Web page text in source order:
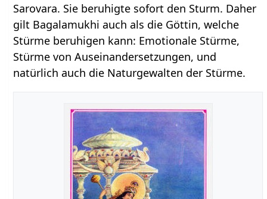
Sarovara. Sie beruhigte sofort den Sturm. Daher
gilt Bagalamukhi auch als die Göttin, welche
Stürme beruhigen kann: Emotionale Stürme,
Stürme von Auseinandersetzungen, und
natürlich auch die Naturgewalten der Stürme.